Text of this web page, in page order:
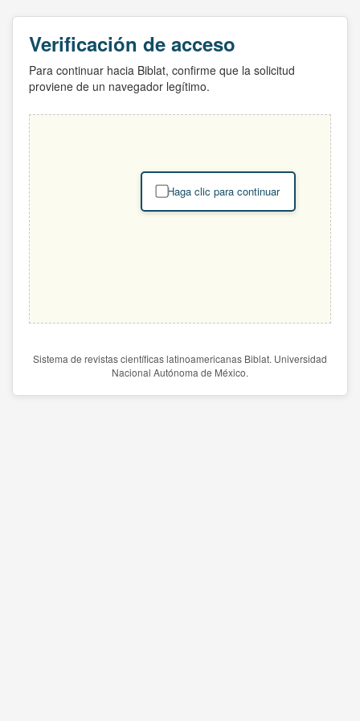
Verificación de acceso
Para continuar hacia Biblat, confirme que la solicitud
proviene de un navegador legítimo.
Haga clic para continuar
Sistema de revistas científicas latinoamericanas Biblat. Universidad
Nacional Autónoma de México.